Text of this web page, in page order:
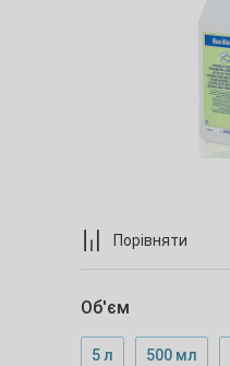
Порівняти
Об'єм
5 л 500 мл